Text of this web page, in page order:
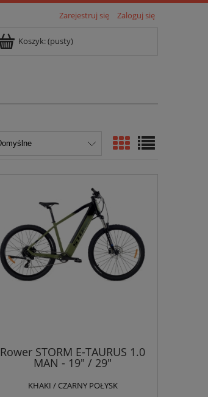
Zarejestruj się Zaloguj się
Koszyk:(pusty)
Rower STORM E-TAURUS 1.0
MAN - 19" / 29"
KHAKI / CZARNY POŁYSK